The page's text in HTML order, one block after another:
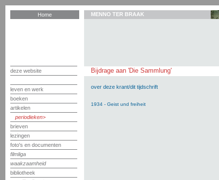
Home
deze website
leven en werk
boeken
artikelen
periodieken
brieven
lezingen
foto's en documenten
filmliga
waakzaamheid
bibliotheek
MENNO TER BRAAK
Bijdrage aan 'Die Sammlung'
over deze krant/dit tijdschrift
1934 - Geist und freiheit